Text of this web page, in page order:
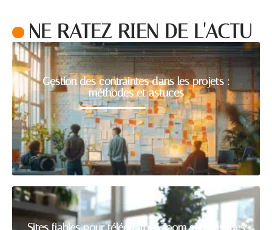
NE RATEZ RIEN DE L'ACTU
Gestion des contraintes dans les projets :
méthodes et astuces